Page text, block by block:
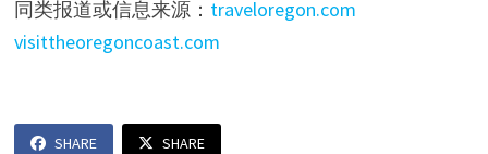
同类报道或信息来源： traveloregon.com
visittheoregoncoast.com
SHARE SHARE